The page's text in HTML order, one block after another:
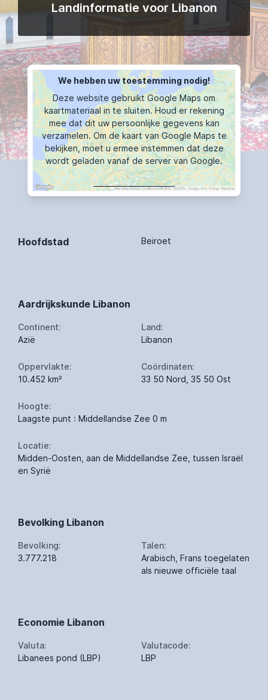
Landinformatie voor Libanon
We hebben uw toestemming nodig!
Deze website gebruikt Google Maps om
kaartmateriaal in te sluiten. Houd er rekening
mee dat dit uw persoonlijke gegevens kan
verzamelen. Om de kaart van Google Maps te
bekijken, moet u ermee instemmen dat deze
wordt geladen vanaf de server van Google.
KAART TOONT
Hoofdstad Beiroet
Aardrijkskunde Libanon
Continent:
Azië
Land:
Libanon
Oppervlakte:
10.452 km²
Coördinaten:
33 50 Nord, 35 50 Ost
Hoogte:
Laagste punt : Middellandse Zee 0 m
Locatie:
Midden-Oosten, aan de Middellandse Zee, tussen Israël
en Syrië
Bevolking Libanon
Bevolking:
3.777.218
Talen:
Arabisch, Frans toegelaten
als nieuwe officiële taal
Economie Libanon
Valuta:
Libanees pond (LBP)
Valutacode:
LBP